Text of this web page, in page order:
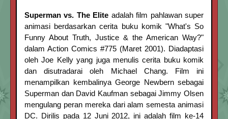
Superman vs. The Elite adalah film pahlawan super
animasi berdasarkan cerita buku komik "What's So
Funny About Truth, Justice & the American Way?"
dalam Action Comics #775 (Maret 2001). Diadaptasi
oleh Joe Kelly yang juga menulis cerita buku komik
dan disutradarai oleh Michael Chang. Film ini
menampilkan kembalinya George Newbern sebagai
Superman dan David Kaufman sebagai Jimmy Olsen
mengulang peran mereka dari alam semesta animasi
DC. Dirilis pada 12 Juni 2012, ini adalah film ke-14